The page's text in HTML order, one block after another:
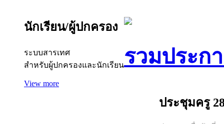
นักเรียน/ผู้ปกครอง
ระบบสารเทศ
สำหรับผู้ปกครองและนักเรียน
View more
รวมประก
ประชุมครู